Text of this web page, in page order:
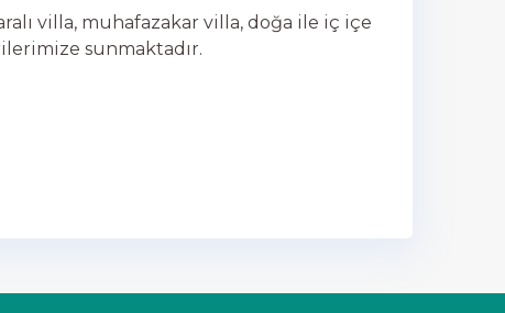
villa, muhafazakar villa, doğa ile iç içe
sunmaktadır.